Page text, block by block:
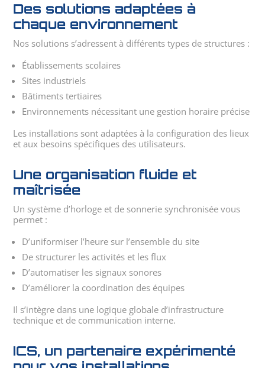
Des solutions adaptées à
chaque environnement
Nos solutions s’adressent à différents types de structures :
Établissements scolaires
Sites industriels
Bâtiments tertiaires
Environnements nécessitant une gestion horaire précise
Les installations sont adaptées à la configuration des lieux
et aux besoins spécifiques des utilisateurs.
Une organisation fluide et
maîtrisée
Un système d’horloge et de sonnerie synchronisée vous
permet :
D’uniformiser l’heure sur l’ensemble du site
De structurer les activités et les flux
D’automatiser les signaux sonores
D’améliorer la coordination des équipes
Il s’intègre dans une logique globale d’infrastructure
technique et de communication interne.
ICS, un partenaire expérimenté